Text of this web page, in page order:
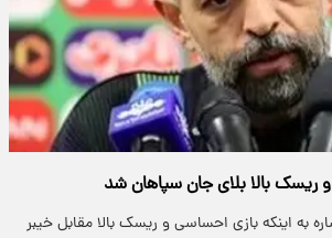
ریسک بالا بلای جان سپاهان شد
به اینکه بازی احساسی و ریسک بالا مقابل خیبر